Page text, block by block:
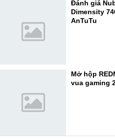
Đánh giá
Dimensity
AnTuTu
Mở hộp
vua gaming